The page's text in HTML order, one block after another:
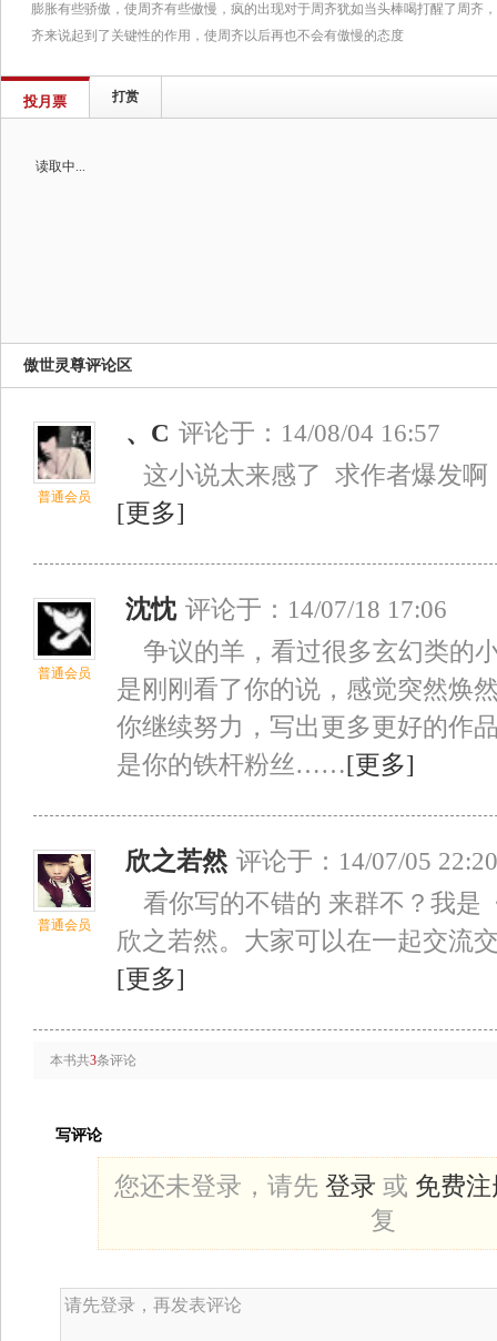
膨胀有些骄傲，使周齐有些傲慢，疯的出现对于周齐犹如当头棒喝打醒了周齐
齐来说起到了关键性的作用，使周齐以后再也不会有傲慢的态度
投月票 打赏
读取中...
傲世灵尊评论区
普通会员
、C 评论于：14/08/04 16:57
这小说太来感了 求作者爆发
[更多]
普通会员
沈忱 评论于：14/07/18 17:06
争议的羊，看过很多玄幻类的
是刚刚看了你的说，感觉突然焕
你继续努力，写出更多更好的作
是你的铁杆粉丝……[更多]
普通会员
欣之若然 评论于：14/07/05 22:20
看你写的不错的 来群不？我是
欣之若然。大家可以在一起交流
[更多]
本书共3条评论
写评论
您还未登录，请先 登录 或 免费注
复